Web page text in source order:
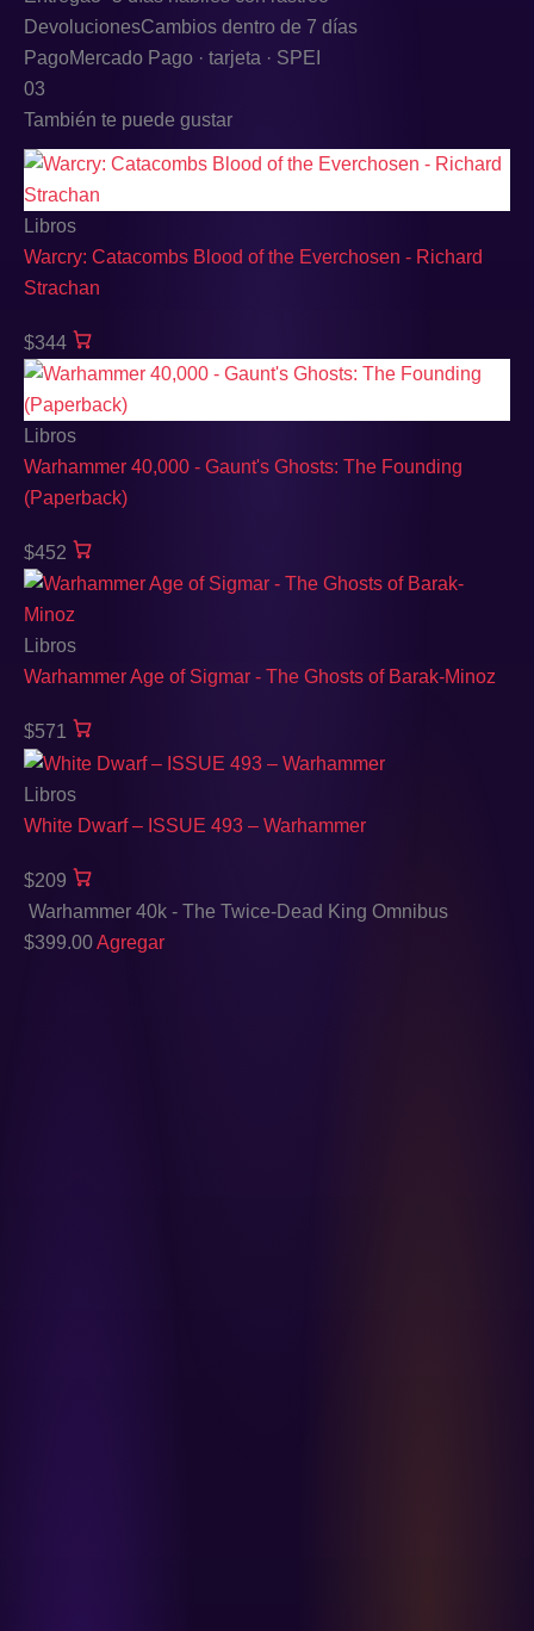
DevolucionesCambios dentro de 7 días
PagoMercado Pago · tarjeta · SPEI
03
También te puede gustar
Libros
Warcry: Catacombs Blood of the Everchosen - Richard
Strachan
$344
Libros
Warhammer 40,000 - Gaunt's Ghosts: The Founding
(Paperback)
$452
Libros
Warhammer Age of Sigmar - The Ghosts of Barak-Minoz
$571
Libros
White Dwarf – ISSUE 493 – Warhammer
$209
Warhammer 40k - The Twice-Dead King Omnibus
$399.00Agregar